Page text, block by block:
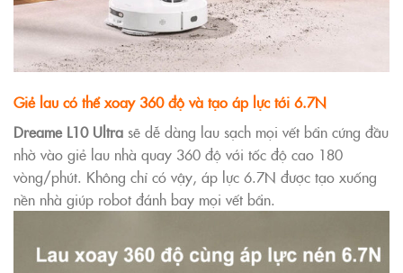
Giẻ lau có thể xoay 360 độ và tạo áp lực tới 6.7N
Dreame L10 Ultra sẽ dễ dàng lau sạch mọi vết bẩn cứng đầu
nhờ vào giẻ lau nhà quay 360 độ với tốc độ cao 180
vòng/phút. Không chỉ có vậy, áp lực 6.7N được tạo xuống
nền nhà giúp robot đánh bay mọi vết bẩn.